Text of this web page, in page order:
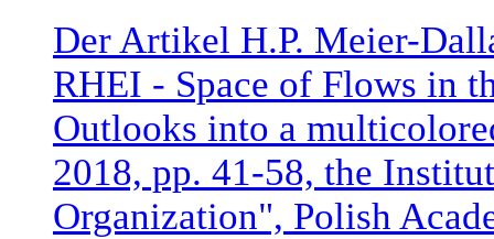
Der Artikel H.P. Meier-
RHEI - Space of Flows in
Outlooks into a
2018, pp. 41-58, the
Organization", Polish